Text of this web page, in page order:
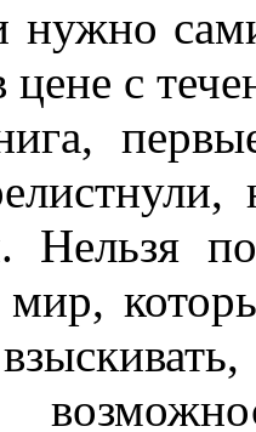
с
первые
Нельзя
мир,